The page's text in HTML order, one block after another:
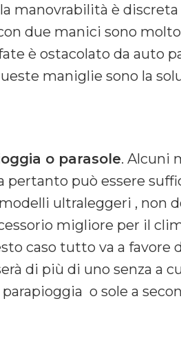
manovrabilità è
due manici sono
è ostacolato da auto
maniglie sono la
o parasole. Alcuni
può essere
ultraleggeri , non
migliore per il
caso tutto va a favore
di più di uno senza a
o sole a